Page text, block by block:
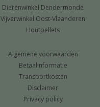
Dierenwinkel Dendermonde
Vijverwinkel Oost-Vlaanderen
Houtpellets
Algemene voorwaarden
Betaalinformatie
Transportkosten
Disclaimer
Privacy policy